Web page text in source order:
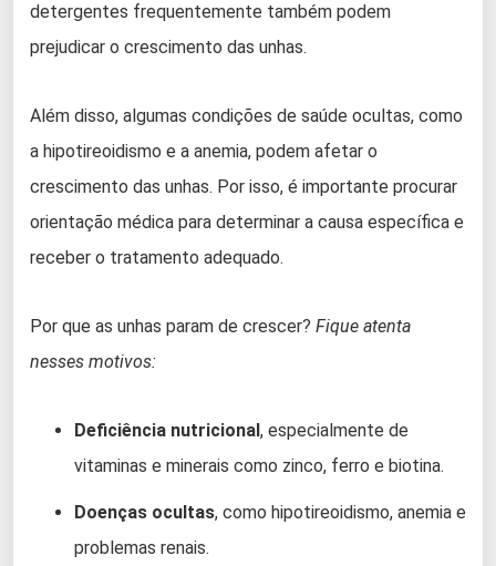
detergentes frequentemente também podem
prejudicar o crescimento das unhas.
Além disso, algumas condições de saúde ocultas, como
a hipotireoidismo e a anemia, podem afetar o
crescimento das unhas. Por isso, é importante procurar
orientação médica para determinar a causa específica e
receber o tratamento adequado.
Por que as unhas param de crescer? Fique atenta
nesses motivos:
Deficiência nutricional, especialmente de
vitaminas e minerais como zinco, ferro e biotina.
Doenças ocultas, como hipotireoidismo, anemia e
problemas renais.